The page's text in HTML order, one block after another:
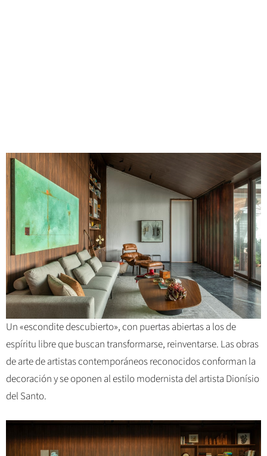
Un «escondite descubierto», con puertas abiertas a los de
espíritu libre que buscan transformarse, reinventarse. Las obras
de arte de artistas contemporáneos reconocidos conforman la
decoración y se oponen al estilo modernista del artista Dionísio
del Santo.